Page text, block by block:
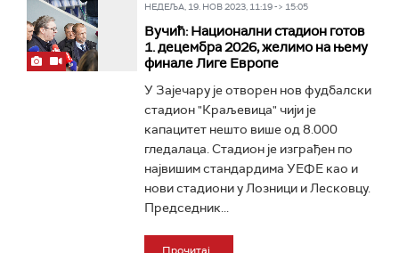
НЕДЕЉА, 19. НОВ 2023, 11:19 -> 15:05
Вучић: Национални стадион готов
1. децембра 2026, желимо на њему
финале Лиге Европе
У Зајечару је отворен нов фудбалски
стадион "Краљевица" чији је
капацитет нешто више од 8.000
гледалаца. Стадион је изграђен по
највишим стандардима УЕФЕ као и
нови стадиони у Лозници и Лесковцу.
Председник...